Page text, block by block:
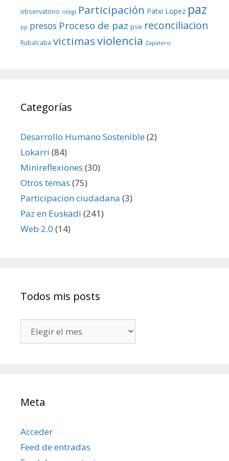
observatorio otegi Participación Patxi Lopez paz
pp presos Proceso de paz pse reconciliacion
Rubalcaba victimasviolencia Zapatero
Categorías
Desarrollo Humano Sostenible(2)
Lokarri (84)
Minireflexiones (30)
Otros temas (75)
Participacion ciudadana (3)
Paz en Euskadi (241)
Web 2.0 (14)
Todos mis posts
mis
Meta
Acceder
Feed de entradas